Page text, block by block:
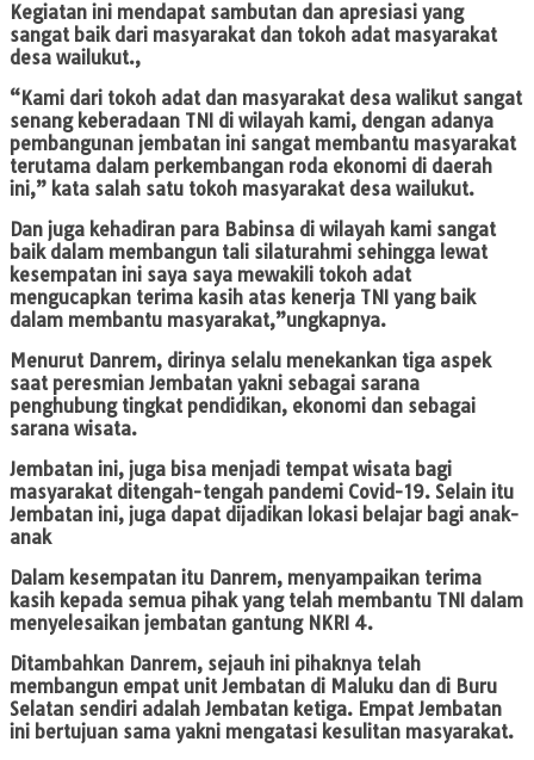
Kegiatan ini mendapat sambutan dan apresiasi yang
sangat baik dari masyarakat dan tokoh adat masyarakat
desa wailukut.,
“Kami dari tokoh adat dan masyarakat desa walikut sangat
senang keberadaan TNI di wilayah kami, dengan adanya
pembangunan jembatan ini sangat membantu masyarakat
terutama dalam perkembangan roda ekonomi di daerah
ini,” kata salah satu tokoh masyarakat desa wailukut.
Dan juga kehadiran para Babinsa di wilayah kami sangat
baik dalam membangun tali silaturahmi sehingga lewat
kesempatan ini saya saya mewakili tokoh adat
mengucapkan terima kasih atas kenerja TNI yang baik
dalam membantu masyarakat,”ungkapnya.
Menurut Danrem, dirinya selalu menekankan tiga aspek
saat peresmian Jembatan yakni sebagai sarana
penghubung tingkat pendidikan, ekonomi dan sebagai
sarana wisata.
Jembatan ini, juga bisa menjadi tempat wisata bagi
masyarakat ditengah-tengah pandemi Covid-19. Selain itu
Jembatan ini, juga dapat dijadikan lokasi belajar bagi anak-
anak
Dalam kesempatan itu Danrem, menyampaikan terima
kasih kepada semua pihak yang telah membantu TNI dalam
menyelesaikan jembatan gantung NKRI 4.
Ditambahkan Danrem, sejauh ini pihaknya telah
membangun empat unit Jembatan di Maluku dan di Buru
Selatan sendiri adalah Jembatan ketiga. Empat Jembatan
ini bertujuan sama yakni mengatasi kesulitan masyarakat.